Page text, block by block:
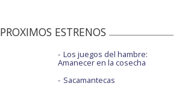
PROXIMOS ESTRENOS
Los juegos del hambre:
Amanecer en la cosecha
Sacamantecas